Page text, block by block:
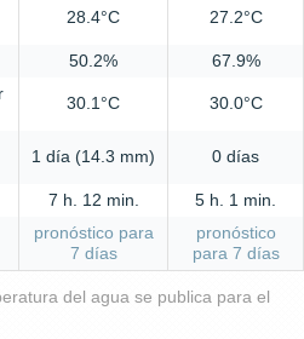
28.4°C 27.2°C
50.2%
67.9%
30.1°C 30.0°C
1 día (14.3 mm) 0 días
7 h. 12 min.
5 h. 1 min.
pronóstico para
7 días
pronóstico
para 7 días
del agua se publica para el